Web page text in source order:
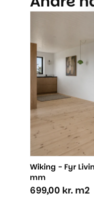
Wiking - Fyr
mm
699,00 kr. m2